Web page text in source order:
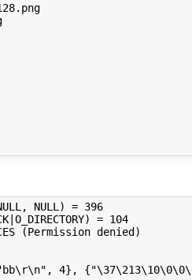
NULL) = 396
= 104
(Permission denied)
4},